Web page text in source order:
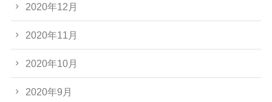
2020年12月
2020年11月
2020年10月
2020年9月